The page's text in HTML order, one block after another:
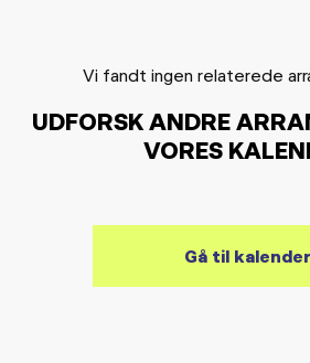
Vi fandt ingen relaterede
UDFORSK ANDRE
VORES
Gå til kalender